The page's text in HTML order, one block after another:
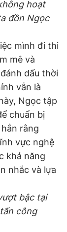
hoạt
đồn Ngọc
mình đi thi
mê và
dấu thời
vẫn là
Ngọc tập
chuẩn bị
rằng
vực nghệ
khả năng
nhắc và lựa
bậc tại
công